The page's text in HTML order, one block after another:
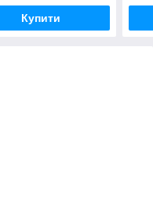
Купити